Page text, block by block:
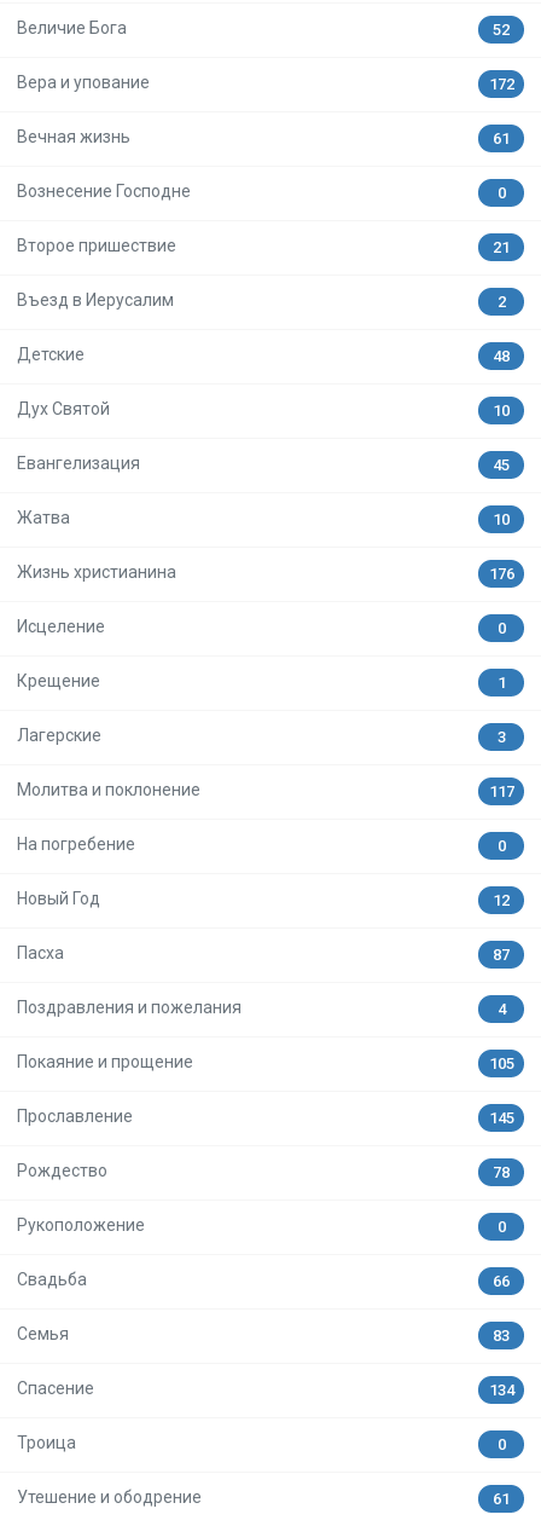
Величие Бога 52
Вера и упование 172
Вечная жизнь 61
Вознесение Господне 0
Второе пришествие 21
Въезд в Иерусалим 2
Детские 48
Дух Святой 10
Евангелизация 45
Жатва 10
Жизнь христианина 176
Исцеление 0
Крещение 1
Лагерские 3
Молитва и поклонение 117
На погребение 0
Новый Год 12
Пасха 87
Поздравления и пожелания 4
Покаяние и прощение 105
Прославление 145
Рождество 78
Рукоположение 0
Свадьба 66
Семья 83
Спасение 134
Троица 0
Утешение и ободрение 61